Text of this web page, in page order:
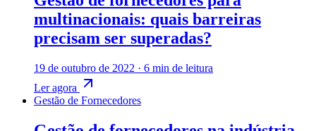
multinacionais: quais barreiras
precisam ser superadas?
19 de outubro de 2022 · 6 min de leitura
Ler agora
Gestão de Fornecedores